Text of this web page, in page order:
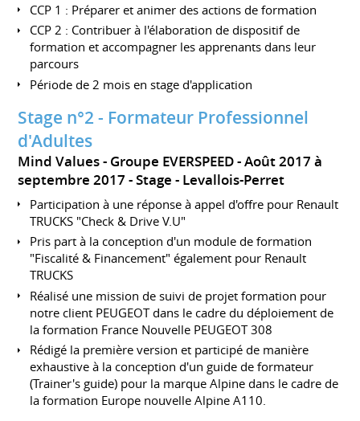
CCP 1 : Préparer et animer des actions de formation
CCP 2 : Contribuer à l'élaboration de dispositif de
formation et accompagner les apprenants dans leur
parcours
Période de 2 mois en stage d'application
Stage n°2 - Formateur Professionnel
d'Adultes
Mind Values - Groupe EVERSPEED
Août 2017 à
septembre 2017 Stage Levallois-Perret
Participation à une réponse à appel d'offre pour Renault
TRUCKS "Check & Drive V.U"
Pris part à la conception d'un module de formation
"Fiscalité & Financement" également pour Renault
TRUCKS
Réalisé une mission de suivi de projet formation pour
notre client PEUGEOT dans le cadre du déploiement de
la formation France Nouvelle PEUGEOT 308
Rédigé la première version et participé de manière
exhaustive à la conception d'un guide de formateur
(Trainer's guide) pour la marque Alpine dans le cadre de
la formation Europe nouvelle Alpine A110.